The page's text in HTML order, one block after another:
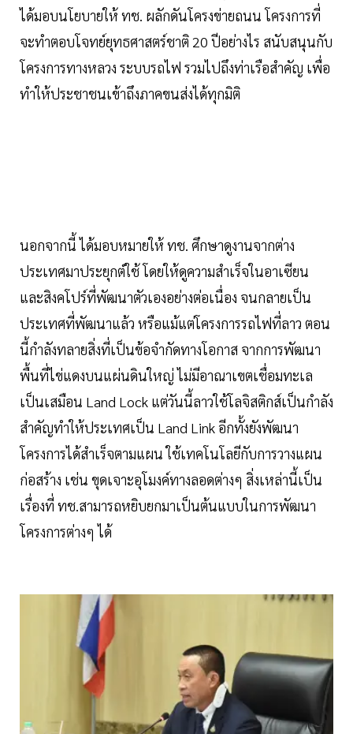
ได้มอบนโยบายให้ ทช. ผลักดันโครงข่ายถนน โครงการที่
จะทำตอบโจทย์ยุทธศาสตร์ชาติ 20 ปีอย่างไร สนับสนุนกับ
โครงการทางหลวง ระบบรถไฟ รวมไปถึงท่าเรือสำคัญ เพื่อ
ทำให้ประชาชนเข้าถึงภาคขนส่งได้ทุกมิติ
นอกจากนี้ ได้มอบหมายให้ ทช. ศึกษาดูงานจากต่าง
ประเทศมาประยุกต์ใช้ โดยให้ดูความสำเร็จในอาเซียน
และสิงคโปร์ที่พัฒนาตัวเองอย่างต่อเนื่อง จนกลายเป็น
ประเทศที่พัฒนาแล้ว หรือแม้แต่โครงการรถไฟที่ลาว ตอน
นี้กำลังทลายสิ่งที่เป็นข้อจำกัดทางโอกาส จากการพัฒนา
พื้นที่ไข่แดงบนแผ่นดินใหญ่ ไม่มีอาณาเขตเชื่อมทะเล
เป็นเสมือน Land Lock แต่วันนี้ลาวใช้โลจิสติกส์เป็นกำลัง
สำคัญทำให้ประเทศเป็น Land Link อีกทั้งยังพัฒนา
โครงการได้สำเร็จตามแผน ใช้เทคโนโลยีกับการวางแผน
ก่อสร้าง เช่น ขุดเจาะอุโมงค์ทางลอดต่างๆ สิ่งเหล่านี้เป็น
เรื่องที่ ทช.สามารถหยิบยกมาเป็นต้นแบบในการพัฒนา
โครงการต่างๆ ได้